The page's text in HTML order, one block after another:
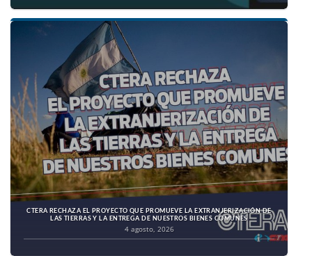
CTERA RECHAZA EL PROYECTO QUE PROMUEVE LA EXTRANJERIZACIÓN DE
LAS TIERRAS Y LA ENTREGA DE NUESTROS BIENES COMUNES
4 agosto, 2026